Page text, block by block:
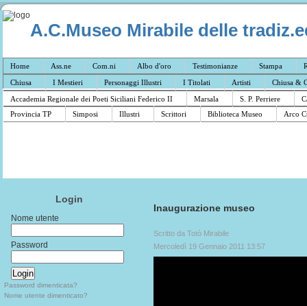
A.C.Museo Mirabile delle
Home Ass.ne Com.ni Albo d'oro Testimonianze Stampa
Chiusa
I Mestieri Personaggi Illustri I Titolati Artisti
Chiusa &
Accademia Regionale dei Poeti Siciliani Federico II
Marsala S. P. Perriere
Provincia TP
Simposi Illustri Scrittori Biblioteca Museo Arco
Login
Nome utente
Password
Password dimenticata?
Nome utente dimenticato?
Inaugurazione museo
Scritto da Totò Mirabile
Mercoledì 19 Gennaio 2011 13:57